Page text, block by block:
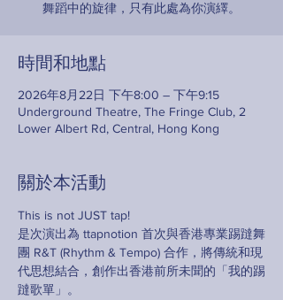
舞蹈中的旋律，只有此處為你演繹。
時間和地點
2026年8月22日 下午8:00 – 下午9:15
Underground Theatre, The Fringe Club, 2
Lower Albert Rd, Central, Hong Kong
關於本活動
This is not JUST tap!
是次演出為 ttapnotion 首次與香港專業踢躂舞
團 R&T (Rhythm & Tempo) 合作，將傳統和現
代思想結合，創作出香港前所未聞的「我的踢
躂歌單」。